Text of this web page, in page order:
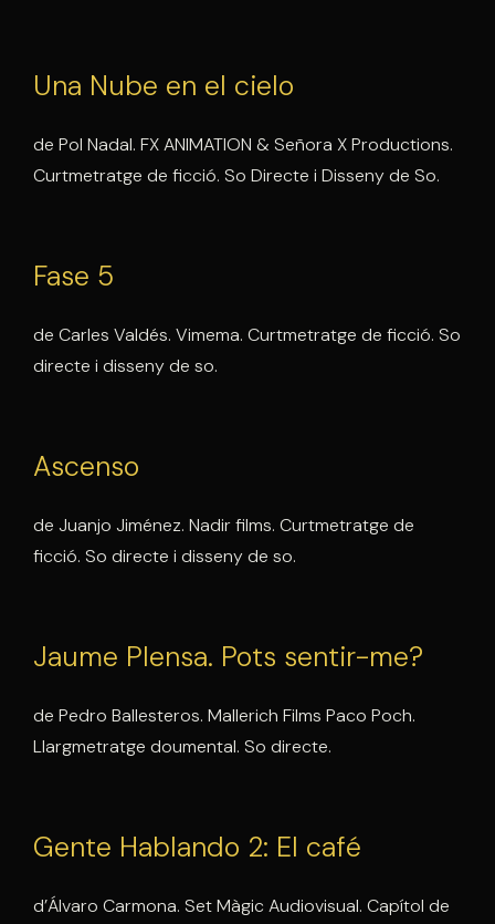
Una Nube en el cielo
de Pol Nadal. FX ANIMATION & Señora X Productions.
Curtmetratge de ficció. So Directe i Disseny de So.
Fase 5
de Carles Valdés. Vimema. Curtmetratge de ficció. So
directe i disseny de so.
Ascenso
de Juanjo Jiménez. Nadir films. Curtmetratge de
ficció. So directe i disseny de so.
Jaume Plensa. Pots sentir-me?
de Pedro Ballesteros. Mallerich Films Paco Poch.
Llargmetratge doumental. So directe.
Gente Hablando 2: El café
d’Álvaro Carmona. Set Màgic Audiovisual. Capítol de